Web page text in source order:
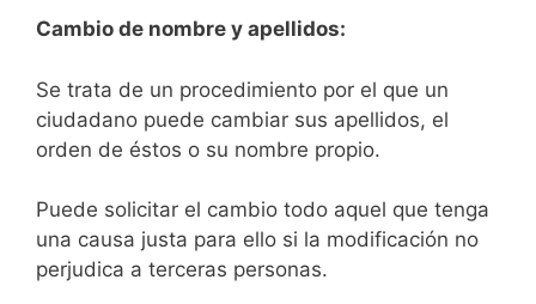
Cambio de nombre y apellidos:
Se trata de un procedimiento por el que un
ciudadano puede cambiar sus apellidos, el
orden de éstos o su nombre propio.
Puede solicitar el cambio todo aquel que tenga
una causa justa para ello si la modificación no
perjudica a terceras personas.